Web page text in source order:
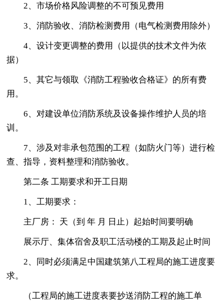
2、市场价格风险调整的不可预见费用
3、消防验收、消防检测费用（电气检测费用除外）
4、设计变更调整的费用（以提供的技术文件为依
据）
5、其它与领取《消防工程验收合格证》的所有费
用。
6、对建设单位消防系统及设备操作维护人员的培
训。
7、涉及对非承包范围的工程（如防火门等）进行检
查、指导，资料整理和消防验收。
第二条 工期要求和开工日期
1、工期要求：
主厂房： 天（到 年 月 日止）起始时间要明确
展示厅、集体宿舍及职工活动楼的工期及起止时间
2、同时必须满足中国建筑第八工程局的施工进度要
求。
（工程局的施工进度表要抄送消防工程的施工单